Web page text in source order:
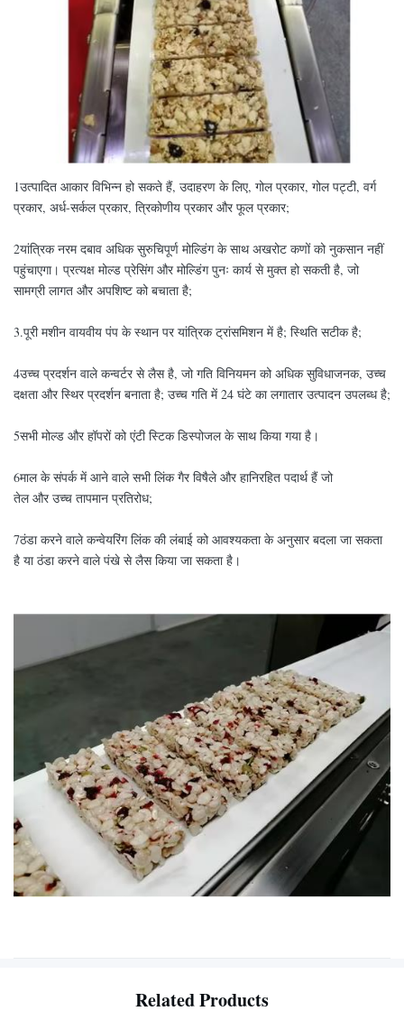
1उत्पादित आकार विभिन्न हो सकते हैं, उदाहरण के लिए, गोल प्रकार, गोल पट्टी, वर्ग
प्रकार, अर्ध-सर्कल प्रकार, त्रिकोणीय प्रकार और फूल प्रकार;
2यांत्रिक नरम दबाव अधिक सुरुचिपूर्ण मोल्डिंग के साथ अखरोट कणों को नुकसान नहीं
पहुंचाएगा। प्रत्यक्ष मोल्ड प्रेसिंग और मोल्डिंग पुनः कार्य से मुक्त हो सकती है, जो
सामग्री लागत और अपशिष्ट को बचाता है;
3.पूरी मशीन वायवीय पंप के स्थान पर यांत्रिक ट्रांसमिशन में है; स्थिति सटीक है;
4उच्च प्रदर्शन वाले कन्वर्टर से लैस है, जो गति विनियमन को अधिक सुविधाजनक, उच्च
दक्षता और स्थिर प्रदर्शन बनाता है; उच्च गति में 24 घंटे का लगातार उत्पादन उपलब्ध है;
5सभी मोल्ड और हॉपरों को एंटी स्टिक डिस्पोजल के साथ किया गया है।
6माल के संपर्क में आने वाले सभी लिंक गैर विषैले और हानिरहित पदार्थ हैं जो
तेल और उच्च तापमान प्रतिरोध;
7ठंडा करने वाले कन्वेयरिंग लिंक की लंबाई को आवश्यकता के अनुसार बदला जा सकता
है या ठंडा करने वाले पंखे से लैस किया जा सकता है।
Related Products